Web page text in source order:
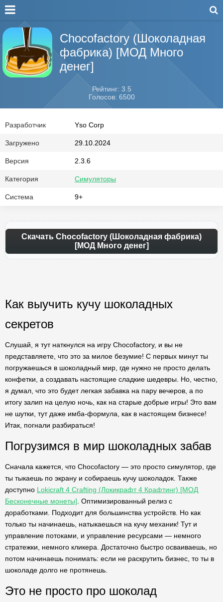
Chocofactory (Шоколадная
фабрика) [МОД Много
денег]
Рейтинг: 3.5
Голосов: 6500
Разработчик Yso Corp
Загружено 29.10.2024
Версия 2.3.6
Категория Симуляторы
Система 9+
Скачать Chocofactory (Шоколадная фабрика)
[МОД Много денег]
Как выучить кучу шоколадных
секретов
Слушай, я тут наткнулся на игру Chocofactory, и вы не
представляете, что это за милое безумие! С первых минут ты
погружаешься в шоколадный мир, где нужно не просто делать
конфетки, а создавать настоящие сладкие шедевры. Но, честно,
я думал, что это будет легкая забавка на пару вечеров, а по
итогу залип на целую ночь, как на старые добрые игры! Это вам
не шутки, тут даже имба-формула, как в настоящем бизнесе!
Итак, погнали разбираться!
Погрузимся в мир шоколадных забав
Сначала кажется, что Chocofactory — это просто симулятор, где
ты тыкаешь по экрану и собираешь кучу шоколадок. Также
доступно Lokicraft 4 Crafting (Локикрафт 4 Крафтинг) [МОД
Бесконечные монеты] . Оптимизированный релиз с
доработками. Подходит для большинства устройств. Но как
только ты начинаешь, натыкаешься на кучу механик! Тут и
управление потоками, и управление ресурсами — немного
стратежки, немного кликера. Достаточно быстро осваиваешь, но
потом начинаешь понимать: если не раскрутить бизнес, то ты в
шоколаде долго не протянешь.
Это не просто про шоколад